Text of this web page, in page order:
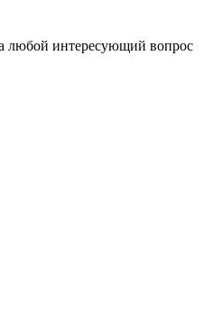
любой интересующий вопрос